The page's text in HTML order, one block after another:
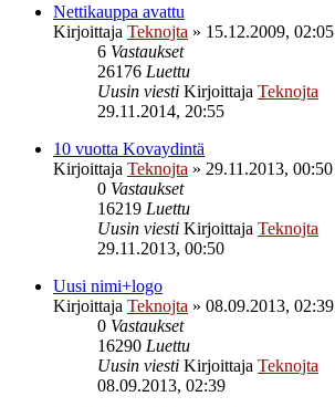
Nettikauppa avattu
Kirjoittaja Teknojta » 15.12.2009, 02:05
6 Vastaukset
26176 Luettu
Uusin viesti Kirjoittaja Teknojta
29.11.2014, 20:55
10 vuotta Kovaydintä
Kirjoittaja Teknojta » 29.11.2013, 00:50
0 Vastaukset
16219 Luettu
Uusin viesti Kirjoittaja Teknojta
29.11.2013, 00:50
Uusi nimi+logo
Kirjoittaja Teknojta » 08.09.2013, 02:39
0 Vastaukset
16290 Luettu
Uusin viesti Kirjoittaja Teknojta
08.09.2013, 02:39